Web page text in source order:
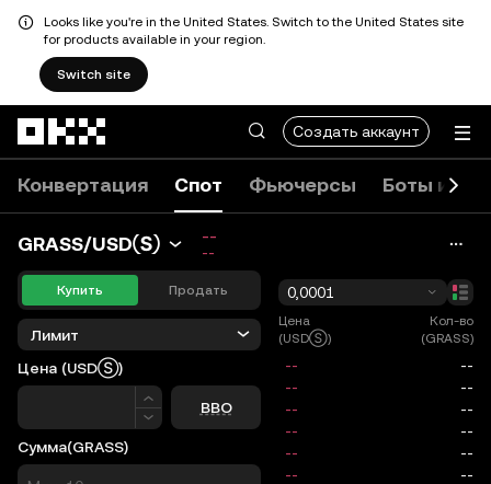
Looks like you're in the United States. Switch to the United States site
for products available in your region.
Switch site
Создать аккаунт
Конвертация Спот Фьючерсы Боты и
GRASS/USDⓈ --
--
Купить Продать
Лимит
Цена (USDⓈ)
Цена
BBO
Сумма(GRASS)
0,0001
Цена
(USDⓈ)
Кол-во
(GRASS)